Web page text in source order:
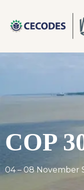
contenido
COP
04 – 08 November